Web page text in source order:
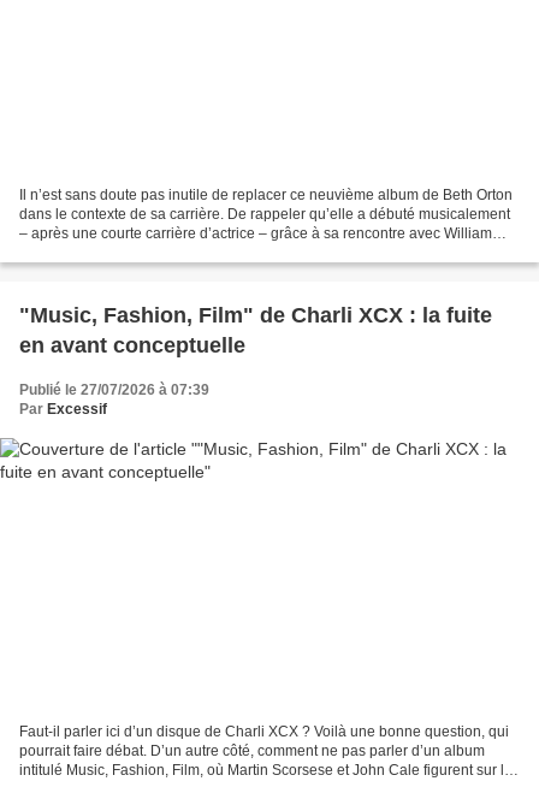
Il n’est sans doute pas inutile de replacer ce neuvième album de Beth Orton
dans le contexte de sa carrière. De rappeler qu’elle a débuté musicalement
– après une courte carrière d’actrice – grâce à sa rencontre avec William
"Music, Fashion, Film" de Charli XCX : la fuite
en avant conceptuelle
Publié le 27/07/2026 à 07:39
Par Excessif
Faut-il parler ici d’un disque de Charli XCX ? Voilà une bonne question, qui
pourrait faire débat. D’un autre côté, comment ne pas parler d’un album
intitulé Music, Fashion, Film, où Martin Scorsese et John Cale figurent sur la